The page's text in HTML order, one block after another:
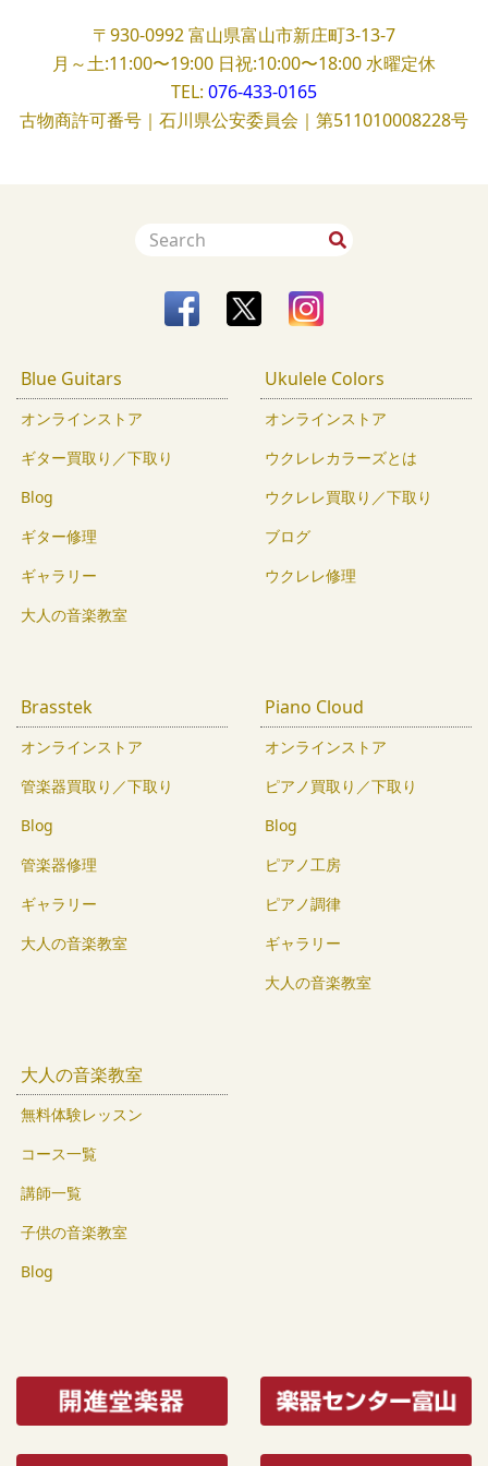
〒930-0992富山県富山市新庄町3-13-7
月～土:11:00〜19:00 日祝:10:00〜18:00水曜定休
TEL: 076-433-0165
古物商許可番号｜石川県公安委員会｜第511010008228号
Blue Guitars
オンラインストア
ギター買取り／下取り
Blog
ギター修理
ギャラリー
大人の音楽教室
Ukulele Colors
オンラインストア
ウクレレカラーズとは
ウクレレ買取り／下取り
ブログ
ウクレレ修理
Brasstek
オンラインストア
管楽器買取り／下取り
Blog
管楽器修理
ギャラリー
大人の音楽教室
Piano Cloud
オンラインストア
ピアノ買取り／下取り
Blog
ピアノ工房
ピアノ調律
ギャラリー
大人の音楽教室
大人の音楽教室
無料体験レッスン
コース一覧
講師一覧
子供の音楽教室
Blog